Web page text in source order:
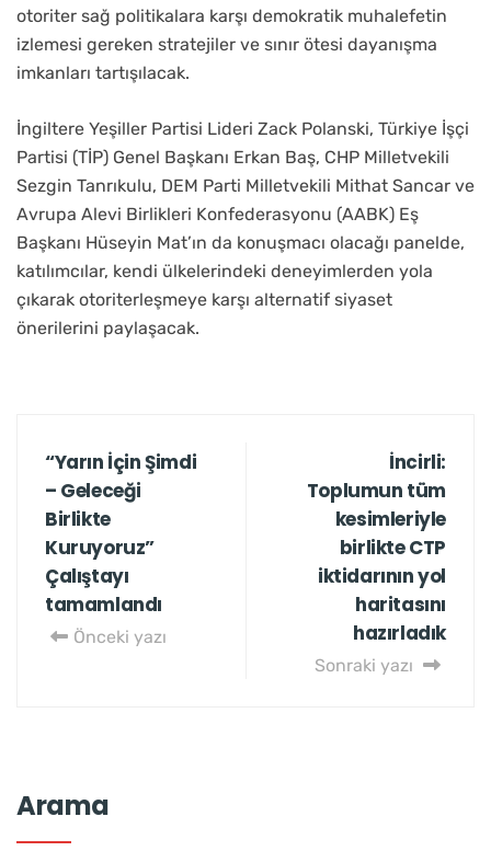
otoriter sağ politikalara karşı demokratik muhalefetin
izlemesi gereken stratejiler ve sınır ötesi dayanışma
imkanları tartışılacak.
İngiltere Yeşiller Partisi Lideri Zack Polanski, Türkiye İşçi
Partisi (TİP) Genel Başkanı Erkan Baş, CHP Milletvekili
Sezgin Tanrıkulu, DEM Parti Milletvekili Mithat Sancar ve
Avrupa Alevi Birlikleri Konfederasyonu (AABK) Eş
Başkanı Hüseyin Mat’ın da konuşmacı olacağı panelde,
katılımcılar, kendi ülkelerindeki deneyimlerden yola
çıkarak otoriterleşmeye karşı alternatif siyaset
önerilerini paylaşacak.
“Yarın İçin Şimdi
– Geleceği
Birlikte
Kuruyoruz”
Çalıştayı
tamamlandı
Önceki yazı
İncirli:
Toplumun tüm
kesimleriyle
birlikte CTP
iktidarının yol
haritasını
hazırladık
Sonraki yazı
Arama